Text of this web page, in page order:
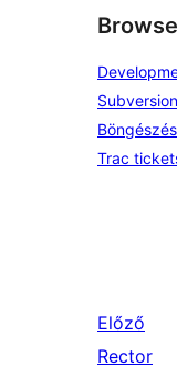
Trac
Előző
Rector